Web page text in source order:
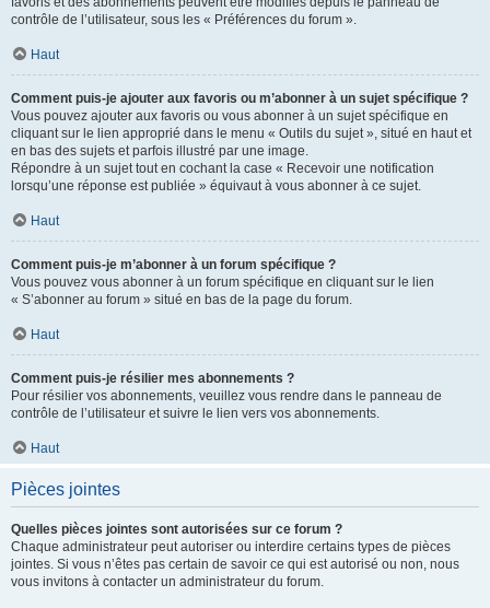
contrôle de l’utilisateur, sous les « Préférences du forum ».
Haut
Comment puis-je ajouter aux favoris ou m’abonner à un sujet spécifique ?
Vous pouvez ajouter aux favoris ou vous abonner à un sujet spécifique en
cliquant sur le lien approprié dans le menu « Outils du sujet », situé en haut et
en bas des sujets et parfois illustré par une image.
Répondre à un sujet tout en cochant la case « Recevoir une notification
lorsqu’une réponse est publiée » équivaut à vous abonner à ce sujet.
Haut
Comment puis-je m’abonner à un forum spécifique ?
Vous pouvez vous abonner à un forum spécifique en cliquant sur le lien
« S’abonner au forum » situé en bas de la page du forum.
Haut
Comment puis-je résilier mes abonnements ?
Pour résilier vos abonnements, veuillez vous rendre dans le panneau de
contrôle de l’utilisateur et suivre le lien vers vos abonnements.
Haut
Pièces jointes
Quelles pièces jointes sont autorisées sur ce forum ?
Chaque administrateur peut autoriser ou interdire certains types de pièces
jointes. Si vous n’êtes pas certain de savoir ce qui est autorisé ou non, nous
vous invitons à contacter un administrateur du forum.